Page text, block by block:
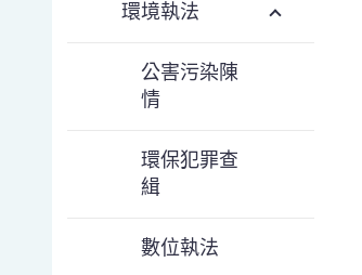
環境執法
公害污染陳
情
環保犯罪查
緝
數位執法